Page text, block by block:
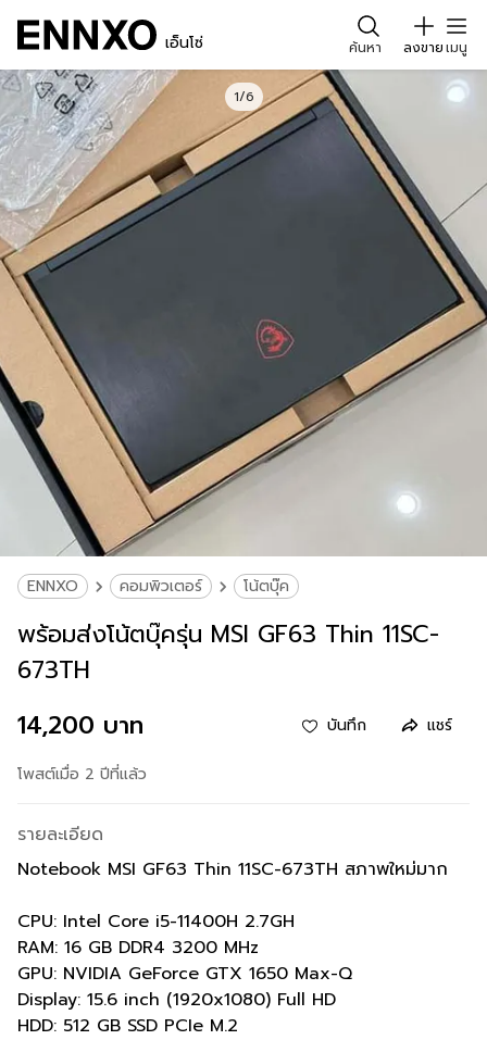
เอ็นโซ่ ค้นหา ลงขายเมนู
1/6
ENNXO คอมพิวเตอร์ โน้ตบุ๊ค
พร้อมส่งโน้ตบุ๊ครุ่น MSI GF63 Thin 11SC-
673TH
14,200 บาท
บันทึก แชร์
โพสต์เมื่อ 2 ปีที่แล้ว
รายละเอียด
Notebook MSI GF63 Thin 11SC-673TH สภาพใหม่มาก
CPU: Intel Core i5-11400H 2.7GH
RAM: 16 GB DDR4 3200 MHz
GPU: NVIDIA GeForce GTX 1650 Max-Q
Display: 15.6 inch (1920x1080) Full HD
HDD: 512 GB SSD PCIe M.2